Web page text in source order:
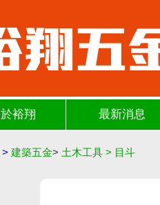
裕翔 最新消息
> 建築五金> 土木工具 > 目斗